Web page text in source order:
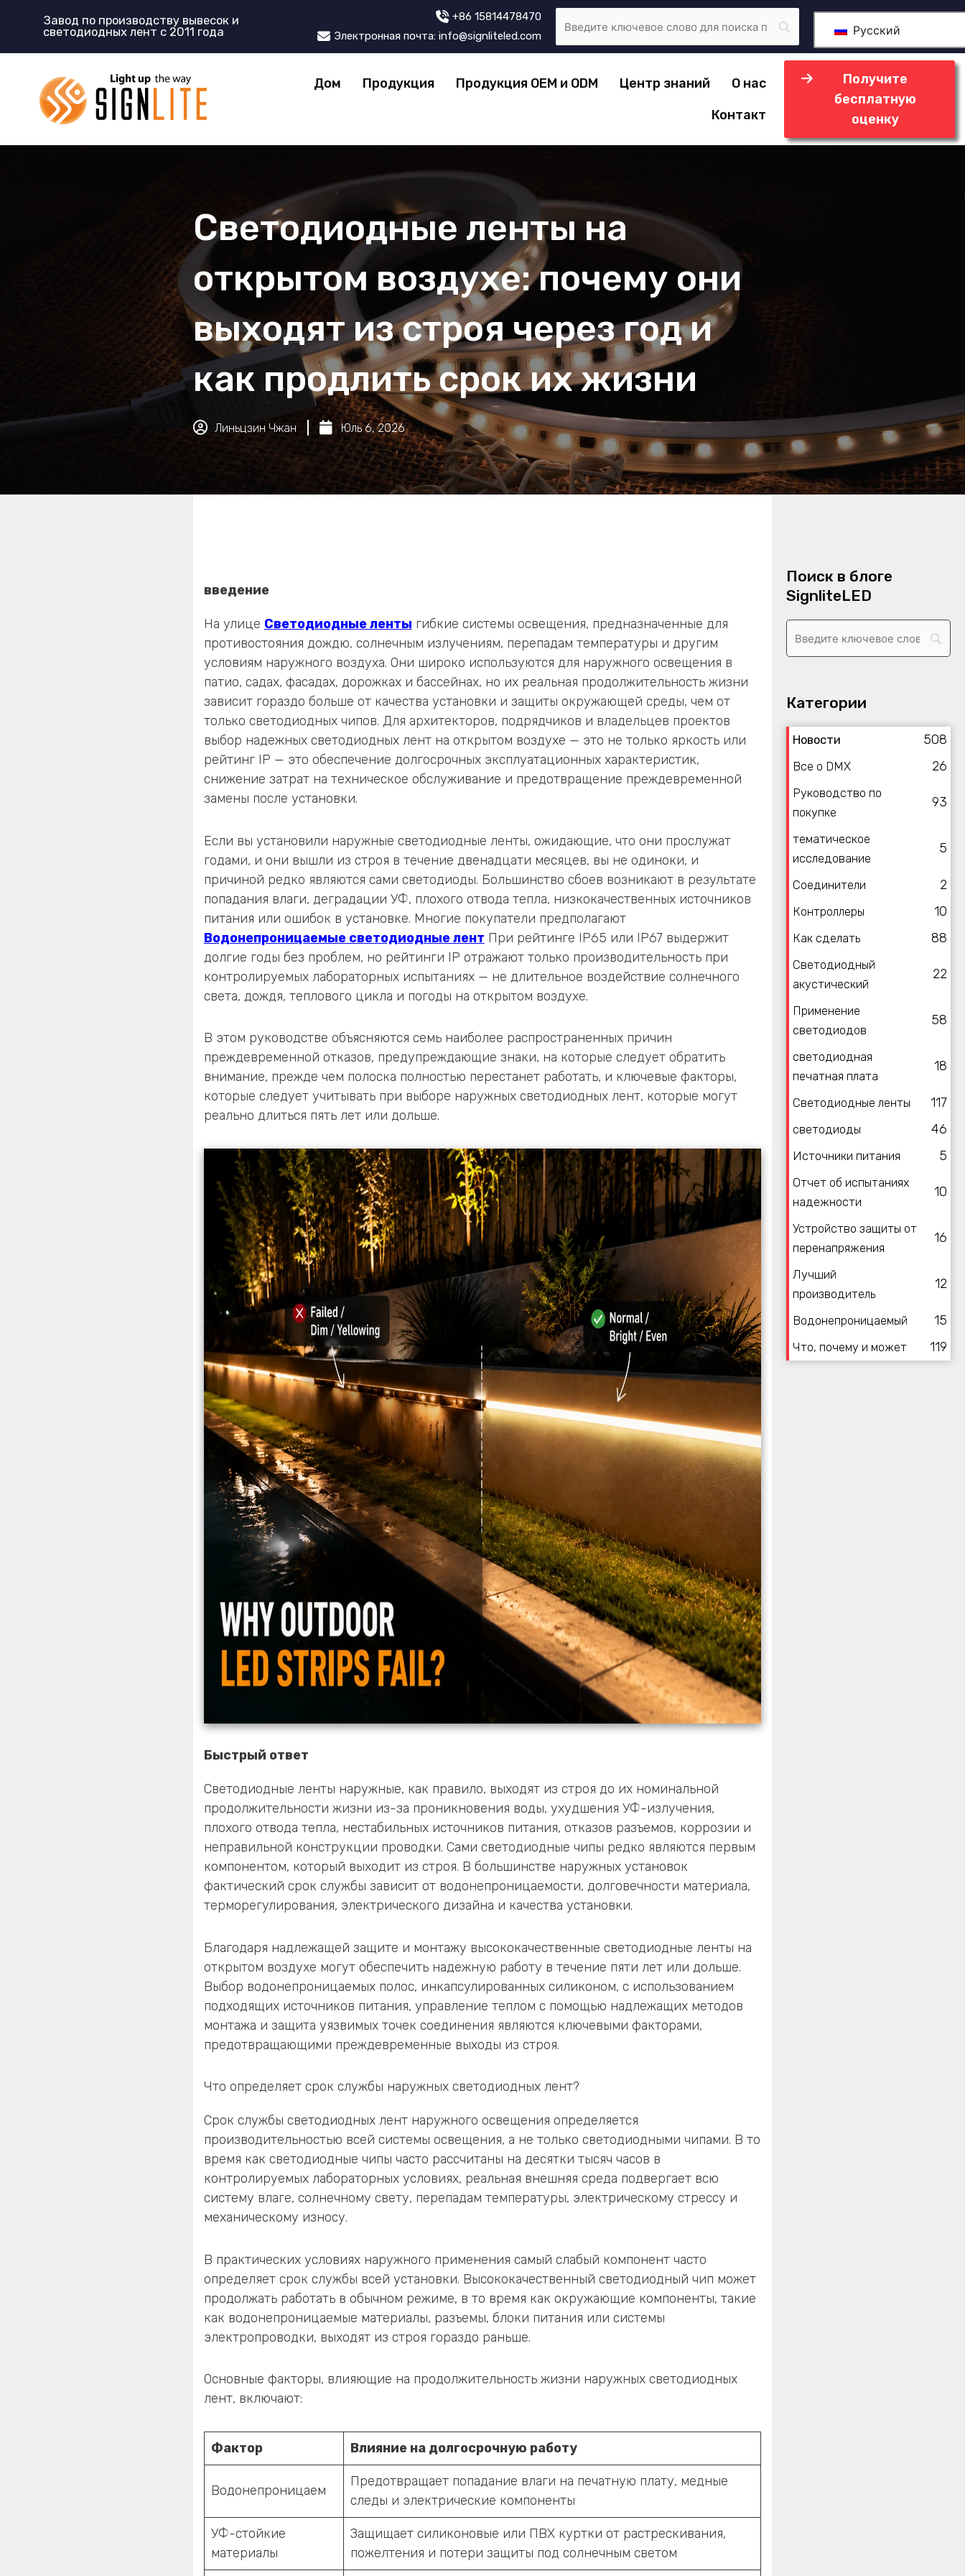
Завод по производству вывесок и
светодиодных лент с 2011 года
+86 15814478470
Электронная почта: info@signliteled.com
Русский
Дом Продукция Продукция OEM и ODM Центр знаний
О нас
Контакт
Получите
бесплатную
оценку
Светодиодные ленты на
открытом воздухе: почему они
выходят из строя через год и
как продлить срок их жизни
Линьцзин Чжан Юль 6, 2026
введение
На улице Светодиодные ленты гибкие системы освещения, предназначенные для
противостояния дождю, солнечным излучениям, перепадам температуры и другим
условиям наружного воздуха. Они широко используются для наружного освещения в
патио, садах, фасадах, дорожках и бассейнах, но их реальная продолжительность жизни
зависит гораздо больше от качества установки и защиты окружающей среды, чем от
только светодиодных чипов. Для архитекторов, подрядчиков и владельцев проектов
выбор надежных светодиодных лент на открытом воздухе — это не только яркость или
рейтинг IP — это обеспечение долгосрочных эксплуатационных характеристик,
снижение затрат на техническое обслуживание и предотвращение преждевременной
замены после установки.
Если вы установили наружные светодиодные ленты, ожидающие, что они прослужат
годами, и они вышли из строя в течение двенадцати месяцев, вы не одиноки, и
причиной редко являются сами светодиоды. Большинство сбоев возникают в результате
попадания влаги, деградации УФ, плохого отвода тепла, низкокачественных источников
питания или ошибок в установке. Многие покупатели предполагают
Водонепроницаемые светодиодные лент При рейтинге IP65 или IP67 выдержит
долгие годы без проблем, но рейтинги IP отражают только производительность при
контролируемых лабораторных испытаниях — не длительное воздействие солнечного
света, дождя, теплового цикла и погоды на открытом воздухе.
В этом руководстве объясняются семь наиболее распространенных причин
преждевременной отказов, предупреждающие знаки, на которые следует обратить
внимание, прежде чем полоска полностью перестанет работать, и ключевые факторы,
которые следует учитывать при выборе наружных светодиодных лент, которые могут
реально длиться пять лет или дольше.
Быстрый ответ
Светодиодные ленты наружные, как правило, выходят из строя до их номинальной
продолжительности жизни из-за проникновения воды, ухудшения УФ-излучения,
плохого отвода тепла, нестабильных источников питания, отказов разъемов, коррозии и
неправильной конструкции проводки. Сами светодиодные чипы редко являются первым
компонентом, который выходит из строя. В большинстве наружных установок
фактический срок службы зависит от водонепроницаемости, долговечности материала,
терморегулирования, электрического дизайна и качества установки.
Благодаря надлежащей защите и монтажу высококачественные светодиодные ленты на
открытом воздухе могут обеспечить надежную работу в течение пяти лет или дольше.
Выбор водонепроницаемых полос, инкапсулированных силиконом, с использованием
подходящих источников питания, управление теплом с помощью надлежащих методов
монтажа и защита уязвимых точек соединения являются ключевыми факторами,
предотвращающими преждевременные выходы из строя.
Что определяет срок службы наружных светодиодных лент?
Срок службы светодиодных лент наружного освещения определяется
производительностью всей системы освещения, а не только светодиодными чипами. В то
время как светодиодные чипы часто рассчитаны на десятки тысяч часов в
контролируемых лабораторных условиях, реальная внешняя среда подвергает всю
систему влаге, солнечному свету, перепадам температуры, электрическому стрессу и
механическому износу.
В практических условиях наружного применения самый слабый компонент часто
определяет срок службы всей установки. Высококачественный светодиодный чип может
продолжать работать в обычном режиме, в то время как окружающие компоненты, такие
как водонепроницаемые материалы, разъемы, блоки питания или системы
электропроводки, выходят из строя гораздо раньше.
Основные факторы, влияющие на продолжительность жизни наружных светодиодных
лент, включают:
Фактор Влияние на долгосрочную работу
Водонепроницаем
Предотвращает попадание влаги на печатную плату, медные
следы и электрические компоненты
УФ-стойкие
материалы
Защищает силиконовые или ПВХ куртки от растрескивания,
пожелтения и потери защиты под солнечным светом
Поиск в блоге
SignliteLED
Категории
Новости 508
Все о DMX 26
Руководство по
покупке
93
тематическое
исследование
5
Соединители 2
Контроллеры 10
Как сделать 88
Светодиодный
акустический
22
Применение
светодиодов
58
светодиодная
печатная плата
18
Светодиодные ленты 117
светодиоды 46
Источники питания 5
Отчет об испытаниях
надежности
10
Устройство защиты от
перенапряжения
16
Лучший
производитель
12
Водонепроницаемый 15
Что, почему и может 119